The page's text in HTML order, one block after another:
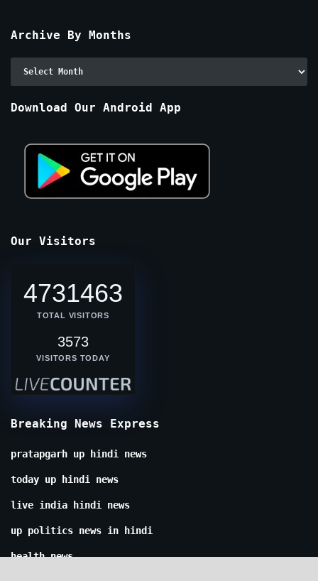
Archive By Months
Archive
Download Our Android App
Our Visitors
4731463
TOTAL VISITORS
3573
VISITORS TODAY
Breaking News Express
pratapgarh up hindi news
today up hindi news
live india hindi news
up politics news in hindi
health news